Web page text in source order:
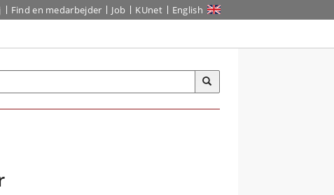
Find en medarbejder Job KUnet English